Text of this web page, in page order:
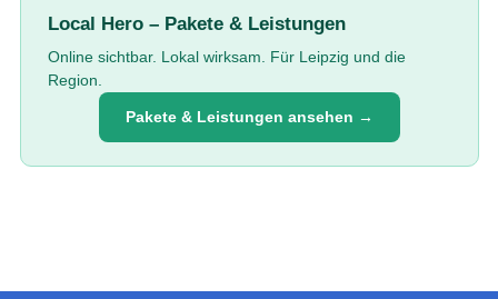
Local Hero – Pakete & Leistungen
Online sichtbar. Lokal wirksam. Für Leipzig und die
Region.
Pakete & Leistungen ansehen →